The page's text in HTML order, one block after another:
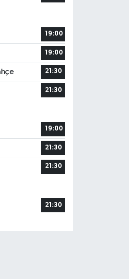
19:00
19:00
21:30
21:30
19:00
21:30
21:30
21:30